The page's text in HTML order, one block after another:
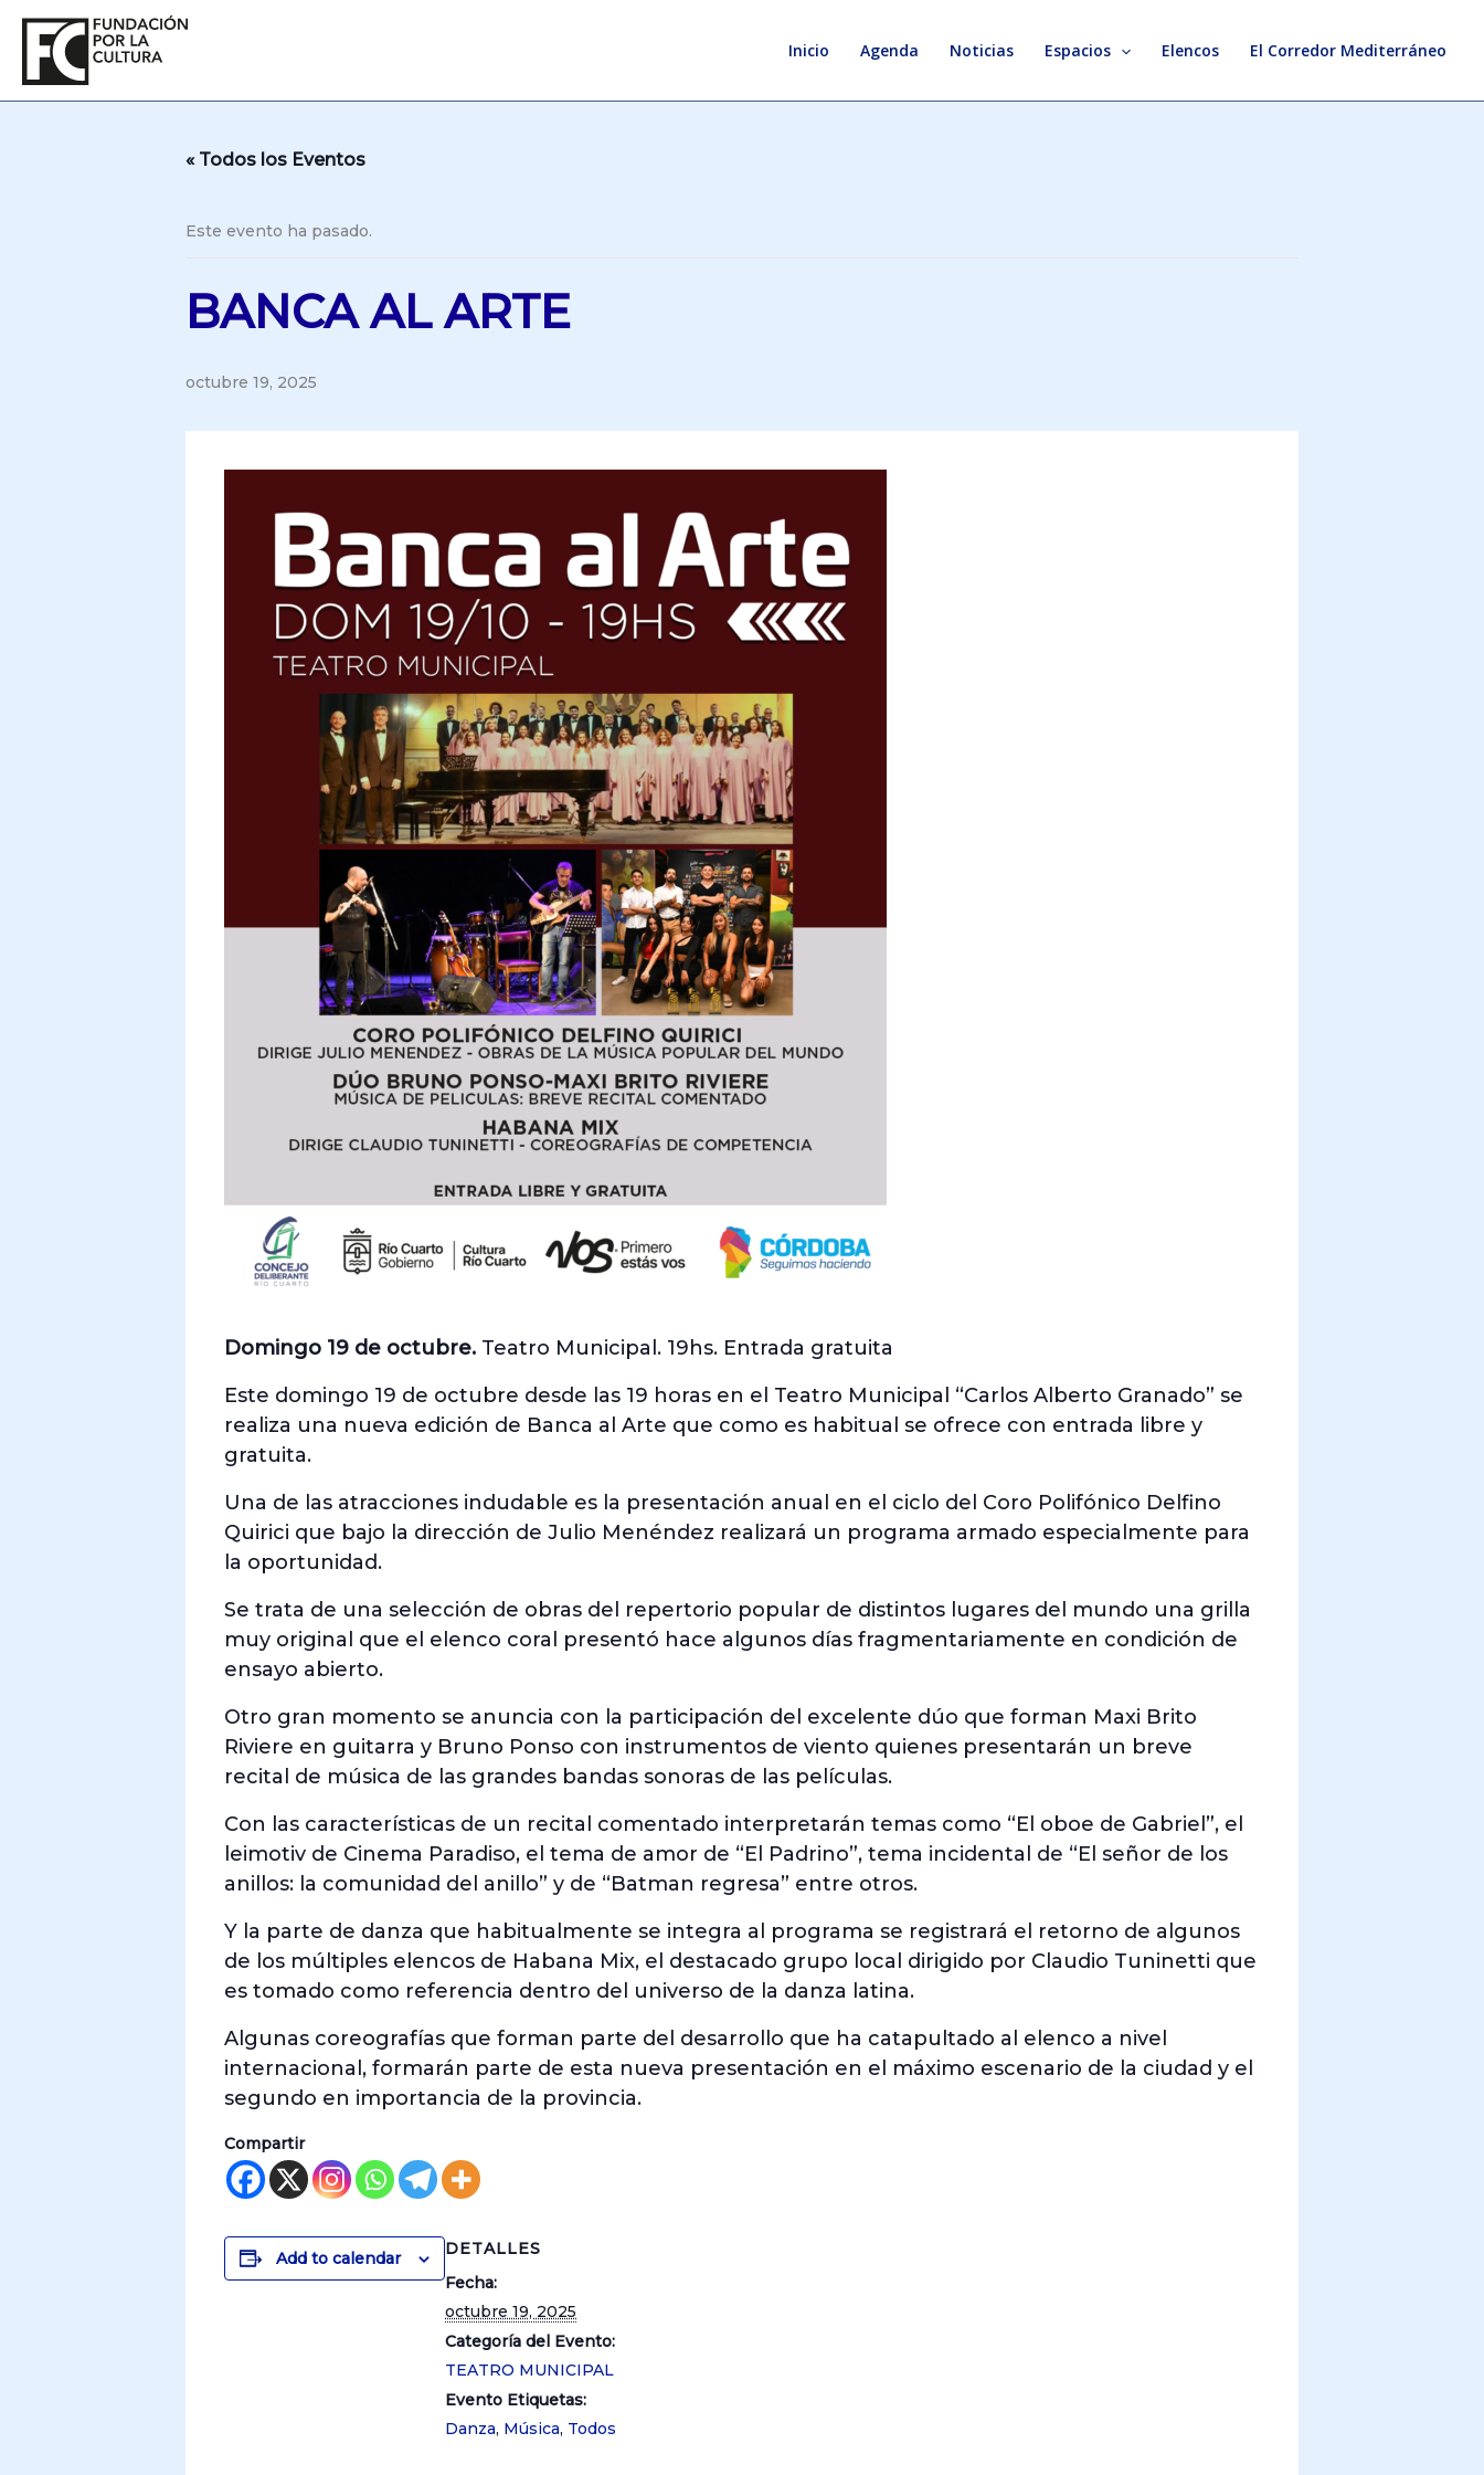
contenido
Inicio Agenda Noticias Espacios Elencos El Corredor Mediterráneo
« Todos los Eventos
Este evento ha pasado.
BANCA AL ARTE
octubre 19, 2025
Domingo 19 de octubre. Teatro Municipal. 19hs. Entrada gratuita
Este domingo 19 de octubre desde las 19 horas en el Teatro Municipal “Carlos Alberto Granado” se
realiza una nueva edición de Banca al Arte que como es habitual se ofrece con entrada libre y
gratuita.
Una de las atracciones indudable es la presentación anual en el ciclo del Coro Polifónico Delfino
Quirici que bajo la dirección de Julio Menéndez realizará un programa armado especialmente para
la oportunidad.
Se trata de una selección de obras del repertorio popular de distintos lugares del mundo una grilla
muy original que el elenco coral presentó hace algunos días fragmentariamente en condición de
ensayo abierto.
Otro gran momento se anuncia con la participación del excelente dúo que forman Maxi Brito
Riviere en guitarra y Bruno Ponso con instrumentos de viento quienes presentarán un breve
recital de música de las grandes bandas sonoras de las películas.
Con las características de un recital comentado interpretarán temas como “El oboe de Gabriel”, el
leimotiv de Cinema Paradiso, el tema de amor de “El Padrino”, tema incidental de “El señor de los
anillos: la comunidad del anillo” y de “Batman regresa” entre otros.
Y la parte de danza que habitualmente se integra al programa se registrará el retorno de algunos
de los múltiples elencos de Habana Mix, el destacado grupo local dirigido por Claudio Tuninetti que
es tomado como referencia dentro del universo de la danza latina.
Algunas coreografías que forman parte del desarrollo que ha catapultado al elenco a nivel
internacional, formarán parte de esta nueva presentación en el máximo escenario de la ciudad y el
segundo en importancia de la provincia.
Compartir
Add to calendar
DETALLES
Fecha:
octubre 19, 2025
Categoría del Evento:
TEATRO MUNICIPAL
Evento Etiquetas:
Danza, Música, Todos